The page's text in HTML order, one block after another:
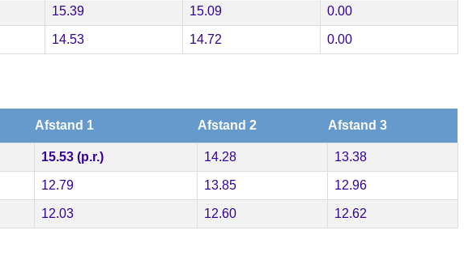
15.39 15.09 0.00
14.53 14.72 0.00
Afstand 1 Afstand 2 Afstand 3
15.53 (p.r.) 14.28 13.38
12.79 13.85 12.96
12.03 12.60 12.62